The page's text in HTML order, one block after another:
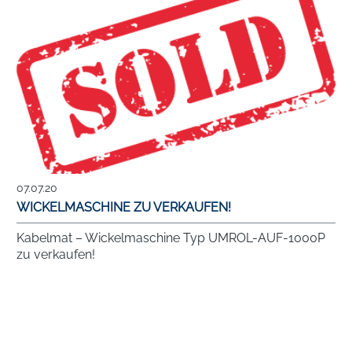
07.07.20
WICKELMASCHINE ZU VERKAUFEN!
Kabelmat – Wickelmaschine Typ UMROL-AUF-1000P
zu verkaufen!